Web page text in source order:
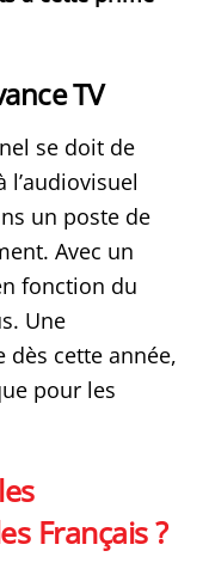
TV
se doit de
l’audiovisuel
un poste de
Avec un
fonction du
Une
cette année,
pour les
Français ?